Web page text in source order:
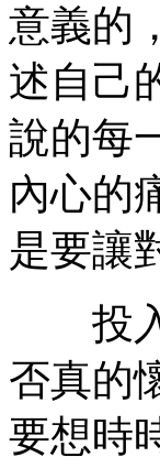
意義的
述自己
說的每
內心的
是要讓
投入
否真的
要想時